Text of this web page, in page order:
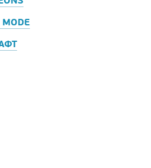
MODE